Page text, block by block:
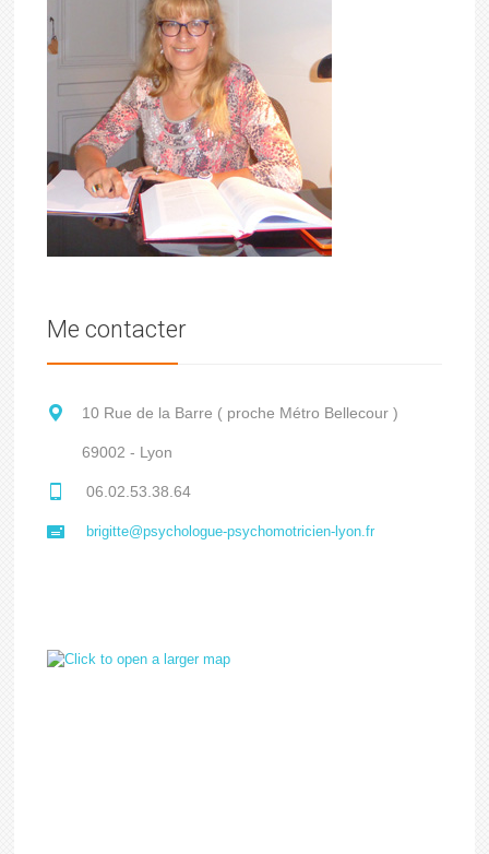
Me contacter
10 Rue de la Barre ( proche Métro Bellecour )
69002 - Lyon
06.02.53.38.64
brigitte@psychologue-psychomotricien-lyon.fr